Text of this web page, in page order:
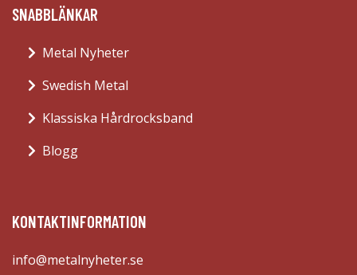
SNABBLÄNKAR
Metal Nyheter
Swedish Metal
Klassiska Hårdrocksband
Blogg
KONTAKTINFORMATION
info@metalnyheter.se